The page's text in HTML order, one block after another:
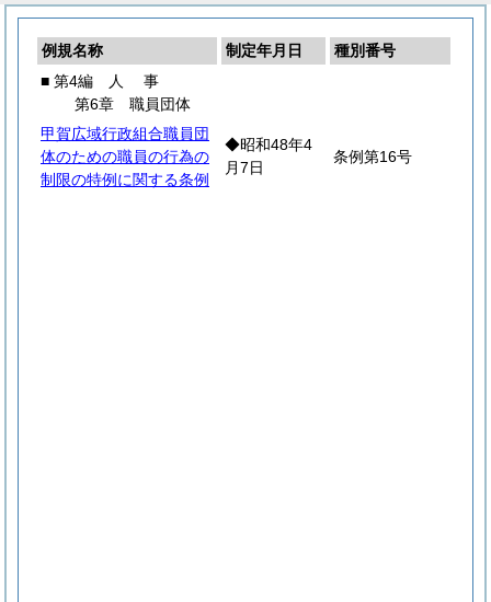
例規名称 制定年月日
種別番号
■ 第4編
人 事
第6章 職員団体
甲賀広域行政組合職員団
体のための職員の行為の
制限の特例に関する条例
◆昭和48年4
月7日
条例第16号